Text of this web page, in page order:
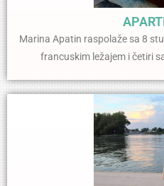
Marina Apatin raspolaže sa 8
francuskim ležajem i četiri